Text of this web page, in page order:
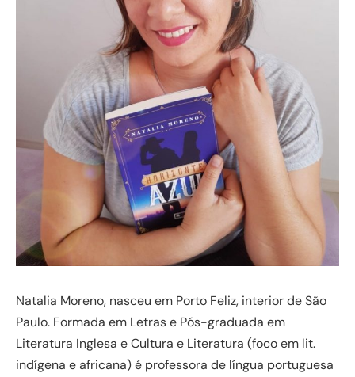
Natalia Moreno, nasceu em Porto Feliz, interior de São
Paulo. Formada em Letras e Pós-graduada em
Literatura Inglesa e Cultura e Literatura (foco em lit.
indígena e africana) é professora de língua portuguesa